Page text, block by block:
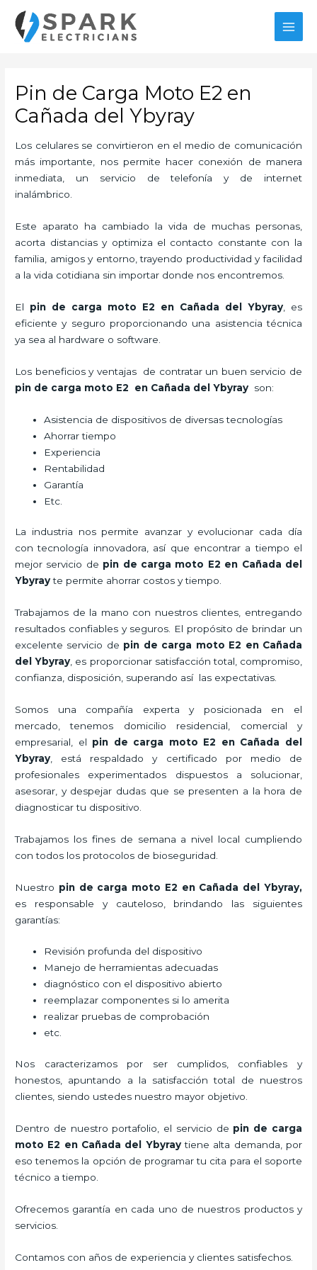
contenido
Pin de Carga Moto E2 en
Cañada del Ybyray
Los celulares se convirtieron en el medio de comunicación
más importante, nos permite hacer conexión de manera
inmediata, un servicio de telefonía y de internet
inalámbrico.
Este aparato ha cambiado la vida de muchas personas,
acorta distancias y optimiza el contacto constante con la
familia, amigos y entorno, trayendo productividad y facilidad
a la vida cotidiana sin importar donde nos encontremos.
El pin de carga moto E2 en Cañada del Ybyray, es
eficiente y seguro proporcionando una asistencia técnica
ya sea al hardware o software.
Los beneficios y ventajas de contratar un buen servicio de
pin de carga moto E2
en Cañada del Ybyray son:
Asistencia de dispositivos de diversas tecnologías
Ahorrar tiempo
Experiencia
Rentabilidad
Garantía
Etc.
La industria nos permite avanzar y evolucionar cada día
con tecnología innovadora, así que encontrar a tiempo el
mejor servicio de pin de carga moto E2 en Cañada del
Ybyrayte permite ahorrar costos y tiempo.
Trabajamos de la mano con nuestros clientes, entregando
resultados confiables y seguros. El propósito de brindar un
excelente servicio de pin de carga moto E2 en Cañada
del Ybyray , es proporcionar satisfacción total, compromiso,
confianza, disposición, superando así las expectativas.
Somos una compañía experta y posicionada en el
mercado, tenemos domicilio residencial, comercial y
empresarial, el pin de carga moto E2 en Cañada del
Ybyray , está respaldado y certificado por medio de
profesionales experimentados dispuestos a solucionar,
asesorar, y despejar dudas que se presenten a la hora de
diagnosticar tu dispositivo.
Trabajamos los fines de semana a nivel local cumpliendo
con todos los protocolos de bioseguridad.
Nuestro pin de carga moto E2 en Cañada del Ybyray,
es responsable y cauteloso, brindando las siguientes
garantías:
Revisión profunda del dispositivo
Manejo de herramientas adecuadas
diagnóstico con el dispositivo abierto
reemplazar componentes si lo amerita
realizar pruebas de comprobación
etc.
Nos caracterizamos por ser cumplidos, confiables y
honestos, apuntando a la satisfacción total de nuestros
clientes, siendo ustedes nuestro mayor objetivo.
Dentro de nuestro portafolio, el servicio de pin de carga
moto E2 en Cañada del Ybyraytiene alta demanda, por
eso tenemos la opción de programar tu cita para el soporte
técnico a tiempo.
Ofrecemos garantía en cada uno de nuestros productos y
servicios.
Contamos con años de experiencia y clientes satisfechos.